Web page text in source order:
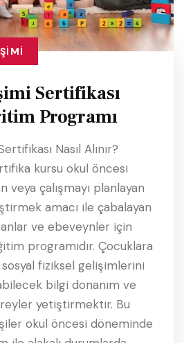
Sertifikası
Programı
Nasıl Alınır?
kursu okul öncesi
veya çalışmayı planlayan
amacı ile çabalayan
ve ebeveynler için
programıdır. Çocuklara
fiziksel gelişimlerini
bilgi donanım ve
yetiştirmektir. Bu
okul öncesi döneminde